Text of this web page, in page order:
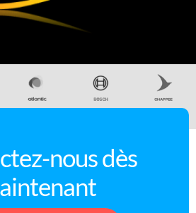
nous dès